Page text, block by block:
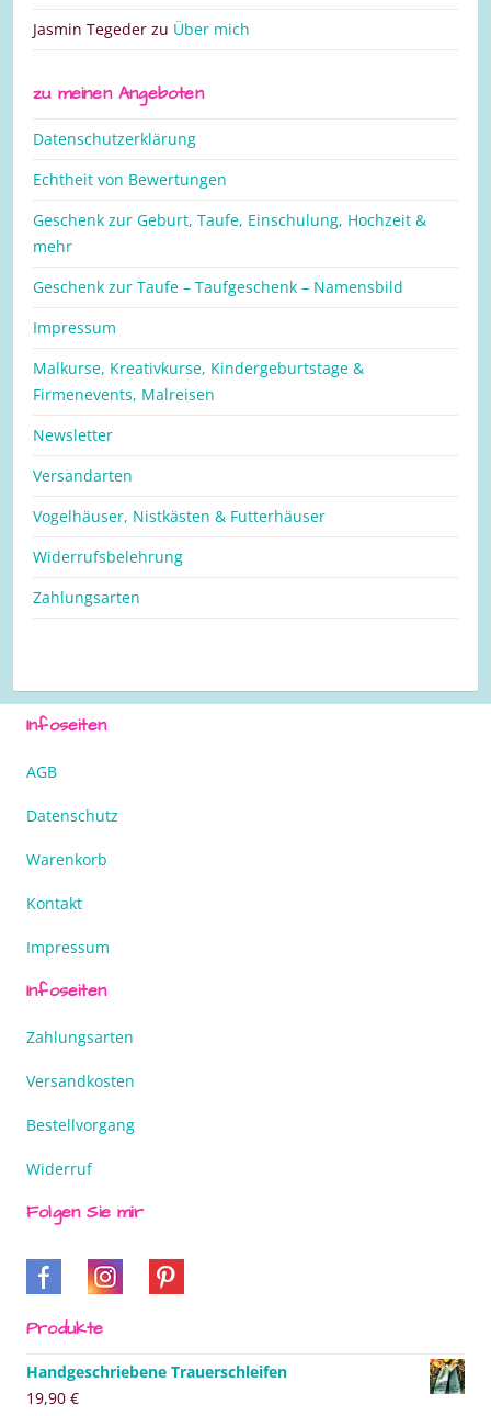
Jasmin Tegeder zu Über mich
zu meinen Angeboten
Datenschutzerklärung
Echtheit von Bewertungen
Geschenk zur Geburt, Taufe, Einschulung, Hochzeit &
mehr
Geschenk zur Taufe – Taufgeschenk – Namensbild
Impressum
Malkurse, Kreativkurse, Kindergeburtstage &
Firmenevents, Malreisen
Newsletter
Versandarten
Vogelhäuser, Nistkästen & Futterhäuser
Widerrufsbelehrung
Zahlungsarten
Infoseiten
AGB
Datenschutz
Warenkorb
Kontakt
Impressum
Infoseiten
Zahlungsarten
Versandkosten
Bestellvorgang
Widerruf
Folgen Sie mir
Produkte
Handgeschriebene Trauerschleifen
19,90 €